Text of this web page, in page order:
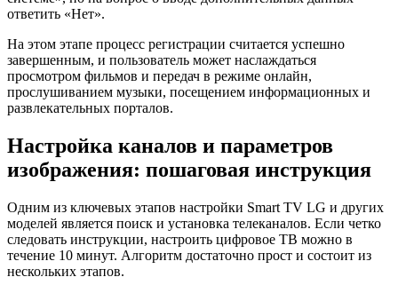
ответить «Нет».
На этом этапе процесс регистрации считается успешно
завершенным, и пользователь может наслаждаться
просмотром фильмов и передач в режиме онлайн,
прослушиванием музыки, посещением информационных и
развлекательных порталов.
Настройка каналов и параметров
изображения: пошаговая инструкция
Одним из ключевых этапов настройки Smart TV LG и других
моделей является поиск и установка телеканалов. Если четко
следовать инструкции, настроить цифровое ТВ можно в
течение 10 минут. Алгоритм достаточно прост и состоит из
нескольких этапов.